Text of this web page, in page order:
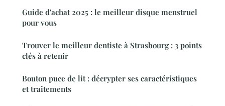
Guide d'achat 2025 : le meilleur disque menstruel
pour vous
Trouver le meilleur dentiste à Strasbourg : 3 points
clés à retenir
Bouton puce de lit : décrypter ses caractéristiques
et traitements